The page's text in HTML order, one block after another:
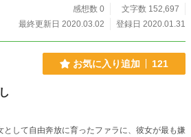
感想数 0
文字数 152,697
最終更新日 2020.03.02
登録日 2020.01.31
お気に入り追加 121
として自由奔放に育ったファラに、彼女が最も嫌